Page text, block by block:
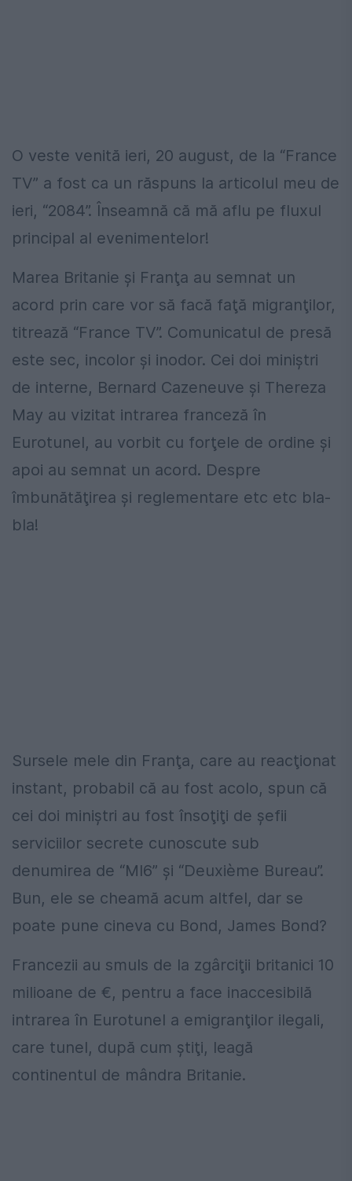
O veste venită ieri, 20 august, de la “France
TV” a fost ca un răspuns la articolul meu de
ieri, “2084”. Înseamnă că mă aflu pe fluxul
principal al evenimentelor!
Marea Britanie şi Franţa au semnat un
acord prin care vor să facă faţă migranţilor,
titrează “France TV”. Comunicatul de presă
este sec, incolor şi inodor. Cei doi miniştri
de interne, Bernard Cazeneuve şi Thereza
May au vizitat intrarea franceză în
Eurotunel, au vorbit cu forţele de ordine şi
apoi au semnat un acord. Despre
îmbunătăţirea şi reglementare etc etc bla-
bla!
Sursele mele din Franţa, care au reacţionat
instant, probabil că au fost acolo, spun că
cei doi miniştri au fost însoţiţi de şefii
serviciilor secrete cunoscute sub
denumirea de “MI6” şi “Deuxième Bureau”.
Bun, ele se cheamă acum altfel, dar se
poate pune cineva cu Bond, James Bond?
Francezii au smuls de la zgârciţii britanici 10
milioane de €, pentru a face inaccesibilă
intrarea în Eurotunel a emigranţilor ilegali,
care tunel, după cum ştiţi, leagă
continentul de mândra Britanie.